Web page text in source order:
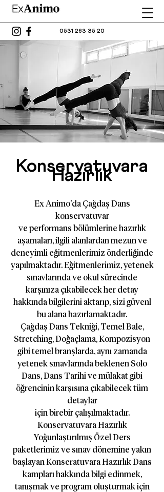
0531 263 35 20
Konservatuvara
Hazırlık
Ex Animo'da Çağdaş Dans
konservatuvar
ve performans bölümlerine hazırlık
aşamaları,ilgili alanlardan mezun ve
deneyimli eğitmenlerimiz önderliğinde
yapılmaktadır. Eğitmenlerimiz, yetenek
sınavlarında ve okul sürecinde
karşınıza çıkabilecek her detay
hakkında bilgilerini aktarıp, sizi güvenl
bu alana hazırlamaktadır.
Çağdaş Dans Tekniği, Temel Bale,
Stretching, Doğaçlama, Kompozisyon
gibi temel branşlarda, aynı zamanda
yetenek sınavlarında beklenen Solo
Dans, Dans Tarihi ve mülakat gibi
öğrencinin karşısına çıkabilecek tüm
detaylar
için birebir çalışılmaktadır.
Konservatuvara Hazırlık
Yoğunlaştırılmış Özel Ders
paketlerimiz ve sınav dönemine yakın
başlayan Konseratuvara Hazırlık Dans
kampları hakkında bilgi edinmek,
tanışmak ve program oluşturmak için